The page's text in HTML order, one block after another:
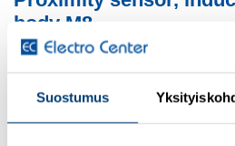
Suostumus
body M8
shielded, 2 mm, DC, 3-wire, PNP